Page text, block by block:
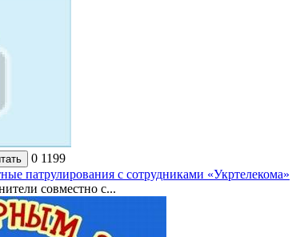
0 1199
патрулирования с сотрудниками «Укртелекома»
совместно с...